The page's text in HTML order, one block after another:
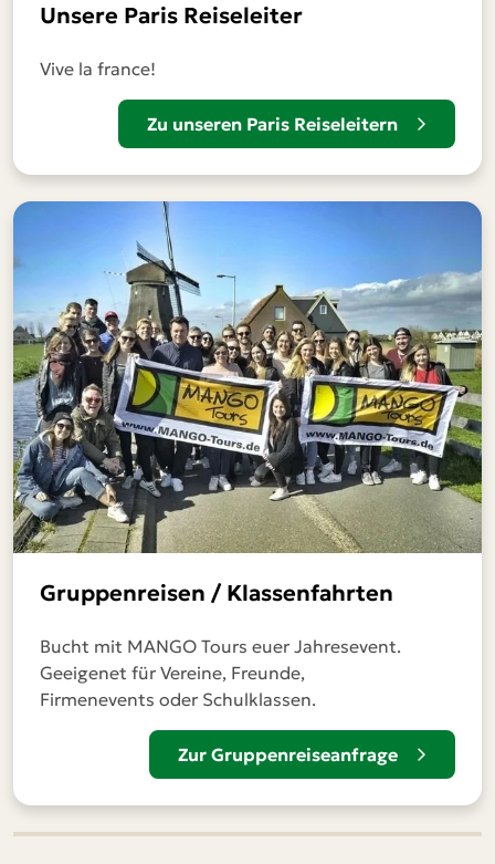
Unsere Paris Reiseleiter
Vive la france!
Zu unseren Paris Reiseleitern
Gruppenreisen / Klassenfahrten
Bucht mit MANGO Tours euer Jahresevent.
Geeigenet für Vereine, Freunde,
Firmenevents oder Schulklassen.
Zur Gruppenreiseanfrage